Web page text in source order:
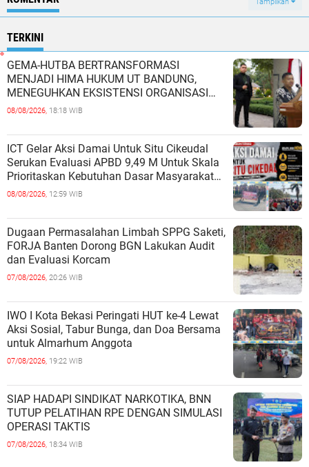
Tampilkan
TERKINI
GEMA-HUTBA BERTRANSFORMASI
MENJADI HIMA HUKUM UT BANDUNG,
MENEGUHKAN EKSISTENSI ORGANISASI
MAHASISWA HUKUM UNIVERSITAS
08/08/2026, 18:18 WIB
ICT Gelar Aksi Damai Untuk Situ Cikeudal
Serukan Evaluasi APBD 9,49 M Untuk Skala
Prioritaskan Kebutuhan Dasar Masyarakat
Belum Saat nya Butuh Kawasa
08/08/2026, 12:59 WIB
Dugaan Permasalahan Limbah SPPG Saketi,
FORJA Banten Dorong BGN Lakukan Audit
dan Evaluasi Korcam
07/08/2026, 20:26 WIB
IWO I Kota Bekasi Peringati HUT ke-4 Lewat
Aksi Sosial, Tabur Bunga, dan Doa Bersama
untuk Almarhum Anggota
07/08/2026, 19:22 WIB
SIAP HADAPI SINDIKAT NARKOTIKA, BNN
TUTUP PELATIHAN RPE DENGAN SIMULASI
OPERASI TAKTIS
07/08/2026, 18:34 WIB